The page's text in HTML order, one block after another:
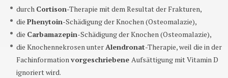
durch Cortison-Therapie mit dem Resultat der Frakturen,
die Phenytoin-Schädigung der Knochen (Osteomalazie),
die Carbamazepin-Schädigung der Knochen (Osteomalazie),
die Knochennekrosen unterAlendronat-Therapie, weil die in der
Fachinformationvorgeschriebene Aufsättigung mit Vitamin D
ignoriert wird.